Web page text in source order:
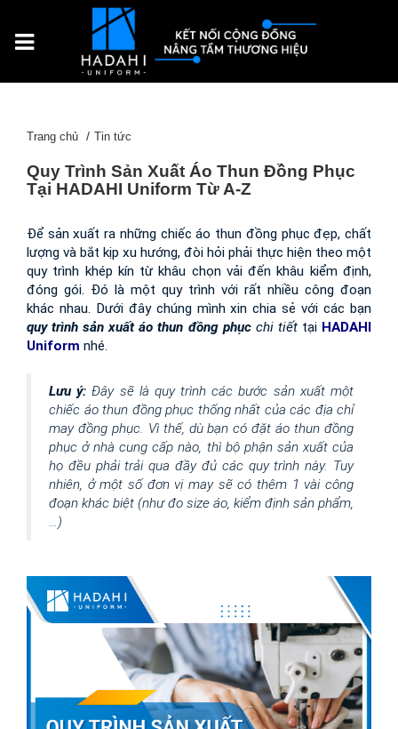
Trang chủ Tin tức
Quy Trình Sản Xuất Áo Thun Đồng Phục
Tại HADAHI Uniform Từ A-Z
Để sản xuất ra những chiếc áo thun đồng phục đẹp, chất
lượng và bắt kịp xu hướng, đòi hỏi phải thực hiện theo một
quy trình khép kín từ khâu chọn vải đến khâu kiểm định,
đóng gói. Đó là một quy trình với rất nhiều công đoạn
quy trình sản xuất áo thun đồng phục chi tiết tại HADAHI
Uniform nhé.
Lưu ý: Đây sẽ là quy trình các bước sản xuất một
chiếc áo thun đồng phục thống nhất của các địa chỉ
may đồng phục. Vì thế, dù bạn có đặt áo thun đồng
phục ở nhà cung cấp nào, thì bộ phận sản xuất của
họ đều phải trải qua đầy đủ các quy trình này. Tuy
nhiên, ở một số đơn vị may sẽ có thêm 1 vài công
đoạn khác biệt (như đo size áo, kiểm định sản phẩm,
…)